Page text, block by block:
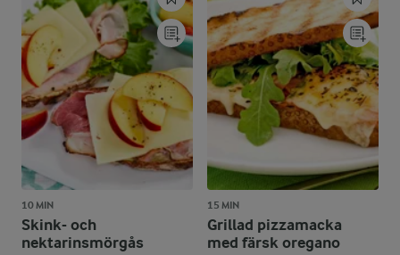
10 MIN
Skink- och
nektarinsmörgås
15 MIN
Grillad pizzamacka
med färsk oregano